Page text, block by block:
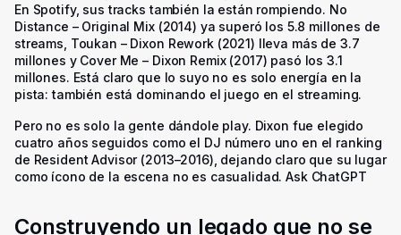
En Spotify, sus tracks también la están rompiendo. No
Distance – Original Mix(2014) ya superó los 5.8 millones de
streams, Toukan – Dixon Rework(2021) lleva más de 3.7
millones y Cover Me – Dixon Remix(2017) pasó los 3.1
millones. Está claro que lo suyo no es solo energía en la
pista: también está dominando el juego en el streaming.
Pero no es solo la gente dándole play. Dixon fue elegido
cuatro años seguidos como el DJ número uno en el ranking
de Resident Advisor (2013–2016), dejando claro que su lugar
como ícono de la escena no es casualidad. Ask ChatGPT
Construyendo un legado que no se